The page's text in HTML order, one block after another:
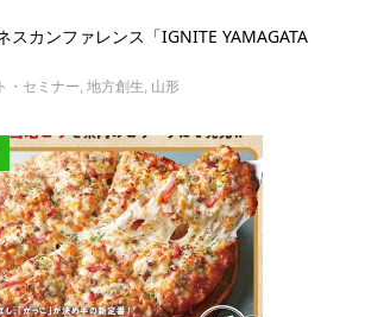
スカンファレンス「IGNITE YAMAGATA
・セミナー, 地方創生, 山形